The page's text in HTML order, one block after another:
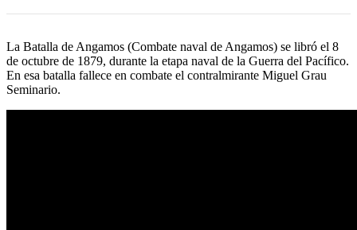
La Batalla de Angamos (Combate naval de Angamos) se libró el 8
de octubre de 1879, durante la etapa naval de la Guerra del Pacífico.
En esa batalla fallece en combate el contralmirante Miguel Grau
Seminario.